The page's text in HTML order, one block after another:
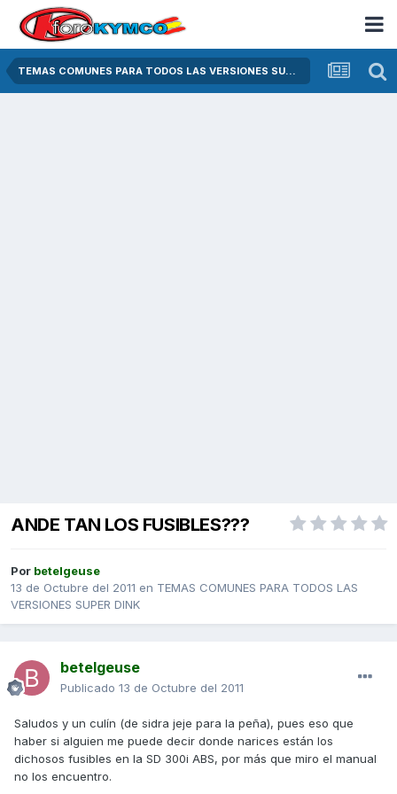
TEMAS COMUNES PARA TODOS LAS VERSIONES SUPER DINK
ANDE TAN LOS FUSIBLES???
Por betelgeuse
13 de Octubre del 2011 en TEMAS COMUNES PARA TODOS LAS
VERSIONES SUPER DINK
betelgeuse
Publicado 13 de Octubre del 2011
Saludos y un culín (de sidra jeje para la peña), pues eso que
haber si alguien me puede decir donde narices están los
dichosos fusibles en la SD 300i ABS, por más que miro el manual
no los encuentro.